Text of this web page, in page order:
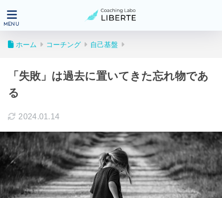
ホーム コーチング 自己基盤
「失敗」は過去に置いてきた忘れ物であ
る
2024.01.14